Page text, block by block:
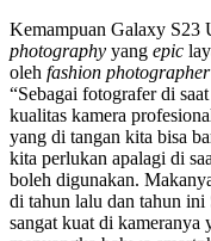
Kemampuan Galaxy S23
photography yang epic
oleh fashion photographer
“Sebagai fotografer di
kualitas kamera
yang di tangan kita bisa
kita perlukan apalagi di
boleh digunakan.
di tahun lalu dan tahun
sangat kuat di kameranya